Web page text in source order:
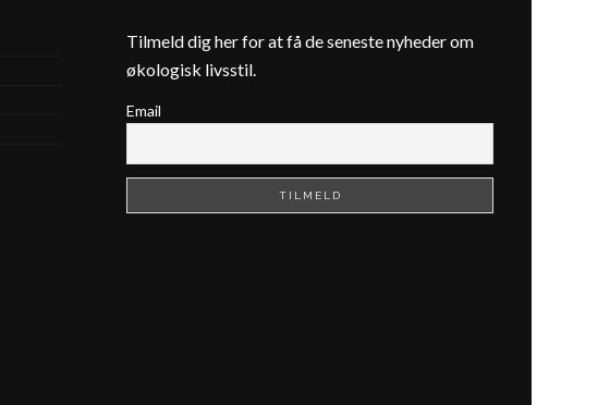
Tilmeld dig her for at få de seneste nyheder om
økologisk livsstil.
Email